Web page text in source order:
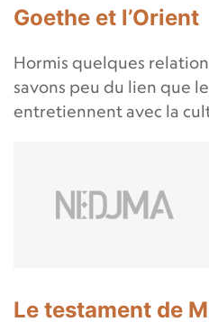
Goethe et l’Orient
Hormis quelques
savons peu du lien que
entretiennent avec la
Le testament de